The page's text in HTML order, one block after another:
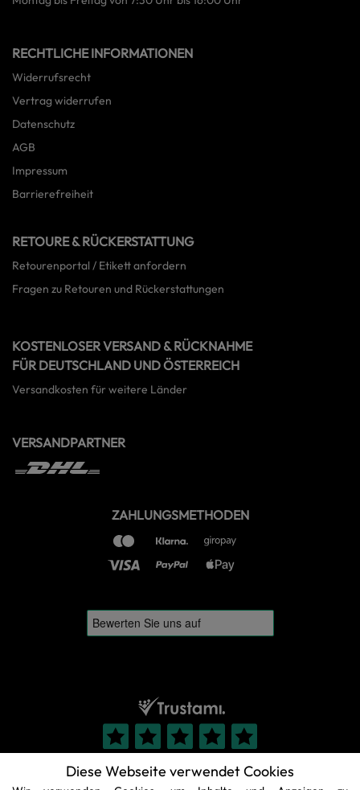
Diese Webseite verwendet Cookies
RECHTLICHE INFORMATIONEN
Widerrufsrecht
Vertrag widerrufen
Datenschutz
AGB
Impressum
Barrierefreiheit
RETOURE & RÜCKERSTATTUNG
Retourenportal / Etikett anfordern
Fragen zu Retouren und Rückerstattungen
KOSTENLOSER VERSAND & RÜCKNAHME
FÜR DEUTSCHLAND UND ÖSTERREICH
Versandkosten für weitere Länder
VERSANDPARTNER
ZAHLUNGSMETHODEN